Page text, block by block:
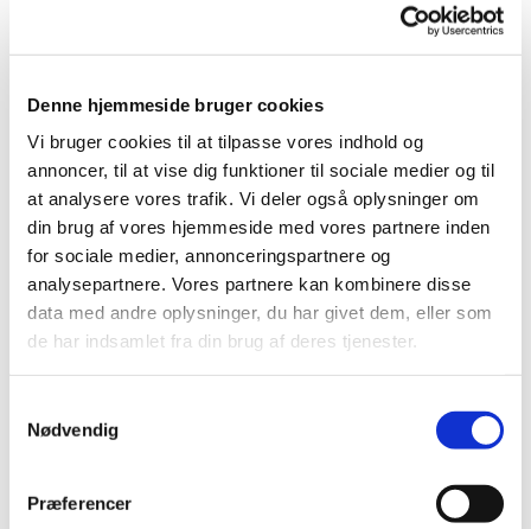
Denne hjemmeside bruger cookies
Vi bruger cookies til at tilpasse vores indhold og
annoncer, til at vise dig funktioner til sociale medier og til
at analysere vores trafik. Vi deler også oplysninger om
din brug af vores hjemmeside med vores partnere inden
for sociale medier, annonceringspartnere og
analysepartnere. Vores partnere kan kombinere disse
data med andre oplysninger, du har givet dem, eller som
de har indsamlet fra din brug af deres tjenester.
Nødvendig
Præferencer
Der er musikandagt i Helligaandskirken mandage kl.
12, tirsdage kl. 12, onsdage kl. 15, torsdage kl. 12 og
fredage kl. 12.